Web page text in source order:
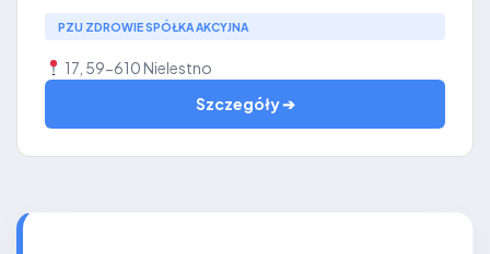
PZU ZDROWIE SPÓŁKA AKCYJNA
17, 59-610 Nielestno
Szczegóły ➔